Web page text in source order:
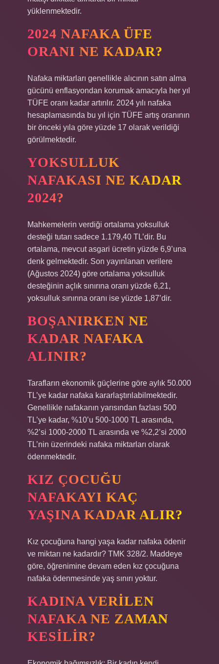
yüklenmektedir.
2024 NAFAKA ÜFE
ORANI NE KADAR?
Nafaka miktarları genellikle alıcının satın alma
gücünü enflasyondan korumak amacıyla her yıl
TÜFE oranı kadar artırılır. 2024 yılı nafaka
hesaplamasında bu yıl için TÜFE artış oranının
bir önceki yıla göre yüzde 17 olarak verildiği
görülmektedir.
YOKSULLUK
NAFAKASI NE KADAR
2024?
Mahkemelerin verdiği ortalama yoksulluk
desteği tutarı sadece 1.179,40 TL’dir. Bu
ortalama, mevcut asgari ücretin yüzde 6,9’una
denk gelmektedir. Son yayınlanan verilere
(Ağustos 2024) göre ortalama yoksulluk
desteğinin açlık sınırına oranı yüzde 6,21,
yoksulluk sınırına oranı ise yüzde 1,87’dir.
BOŞANIRKEN NE
KADAR NAFAKA
ALINIR?
Tarafların ekonomik güçlerine göre aylık 50.000
TL’ye kadar nafaka kararlaştırılabilmektedir.
Genellikle nafakanın yarısından fazlası 500
TL’ye kadar, %10’u 500-1000 TL arasında,
%2’si 1000-2000 TL arasında ve %2,2’si 2000
TL’nin üzerindeki nafaka miktarları olarak
ödenmektedir.
KIZ ÇOCUĞU
NAFAKAYI KAÇ
YAŞINA KADAR ALIR?
Kız çocuğuna hangi yaşa kadar nafaka ödenir
ve miktarı ne kadardır? TMK 328/2. Maddeye
göre, öğrenimine devam eden kız çocuğuna
nafaka ödenmesinde yaş sınırı yoktur.
KADINA VERILEN
NAFAKA NE ZAMAN
KESILIR?